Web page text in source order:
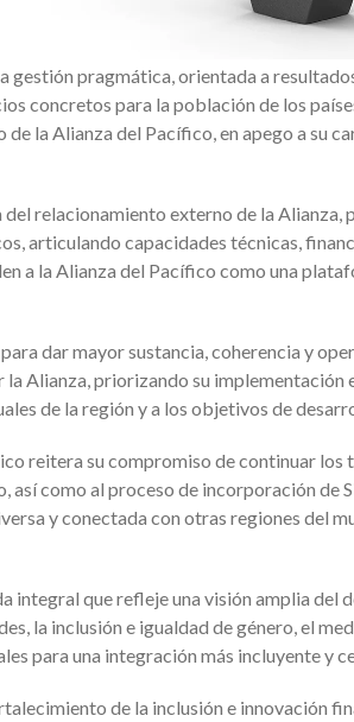
gestión pragmática, orientada a
concretos para la población de los
la Alianza del Pacífico, en apego a su
relacionamiento externo de la Alianza,
articulando capacidades técnicas,
a la Alianza del Pacífico como una
dar mayor sustancia, coherencia y
Alianza, priorizando su implementación
de la región y a los objetivos de
reitera su compromiso de continuar los
así como al proceso de incorporación de
y conectada con otras regiones del
integral que refleje una visión amplia del
la inclusión e igualdad de género, el
para una integración más incluyente y
de la inclusión e innovación